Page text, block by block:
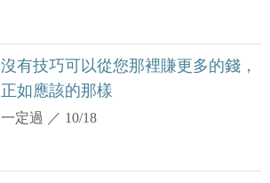
沒有技巧可以從您那裡賺更多的錢，
正如應該的那樣
一定過 ／ 10/18